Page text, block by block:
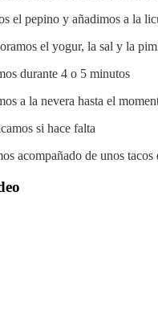
el pepino y añadimos a la
el yogur, la sal y la
durante 4 o 5 minutos
a la nevera hasta el
si hace falta
acompañado de unos tacos